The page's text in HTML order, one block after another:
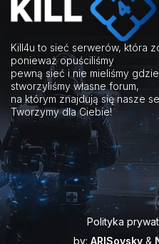
Kill4u to sieć serwerów, która
ponieważ opuściliśmy
pewną sieć i nie mieliśmy
stworzyliśmy własne forum,
na którym znajdują się nasze
Tworzymy dla Ciebie!
Polityka
by: ARISovsky&